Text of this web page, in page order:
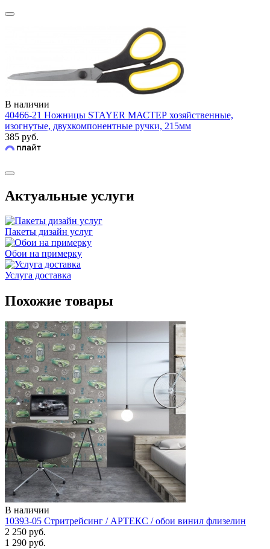
В наличии
40466-21 Ножницы STAYER МАСТЕР хозяйственные,
изогнутые, двухкомпонентные ручки, 215мм
385 руб.
Актуальные услуги
Пакеты дизайн услуг
Обои на примерку
Услуга доставка
Похожие товары
В наличии
10393-05 Стритрейсинг / АРТЕКС / обои винил флизелин
2 250 руб.
1 290 руб.